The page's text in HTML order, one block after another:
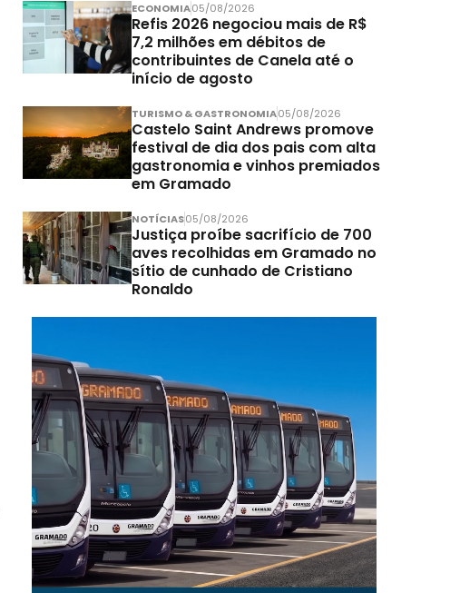
ECONOMIA05/08/2026
Refis 2026 negociou mais de R$
7,2 milhões em débitos de
contribuintes de Canela até o
início de agosto
TURISMO & GASTRONOMIA05/08/2026
Castelo Saint Andrews promove
festival de dia dos pais com alta
gastronomia e vinhos premiados
em Gramado
NOTÍCIAS05/08/2026
Justiça proíbe sacrifício de 700
aves recolhidas em Gramado no
sítio de cunhado de Cristiano
Ronaldo